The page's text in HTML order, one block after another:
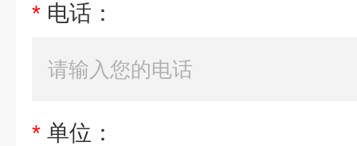
* 电话：
* 单位：